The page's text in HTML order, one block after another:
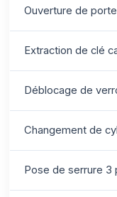
Ouverture de
Extraction de clé
Déblocage de
Changement de
Pose de serrure 3